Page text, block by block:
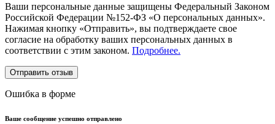
Ваши персональные данные защищены Федеральный Законом
Российской Федерации №152-ФЗ «О персональных данных».
Нажимая кнопку «Отправить», вы подтверждаете свое
согласие на обработку ваших персональных данных в
соответствии с этим законом. Подробнее.
Отправить отзыв
Ошибка в форме
Ваше сообщение успешно отправлено